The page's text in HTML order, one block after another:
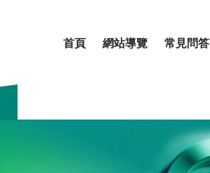
首頁 網站導覽 常見問答